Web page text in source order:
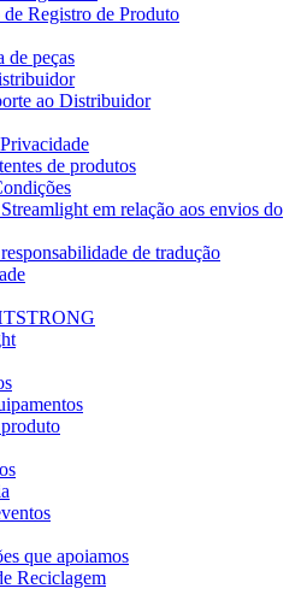
Registro de Produto
de peças
ao Distribuidor
de produtos
em relação aos envios do
de tradução
que apoiamos
Reciclagem